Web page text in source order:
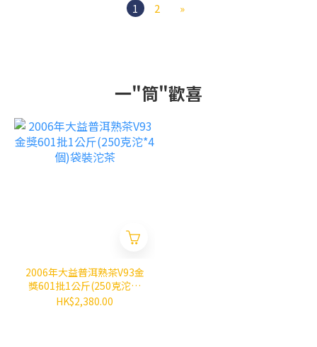
1 2 »
一"筒"歡喜
2006年大益普洱熟茶V93金
獎601批1公斤(250克沱*4
個)袋裝沱茶
HK$2,380.00